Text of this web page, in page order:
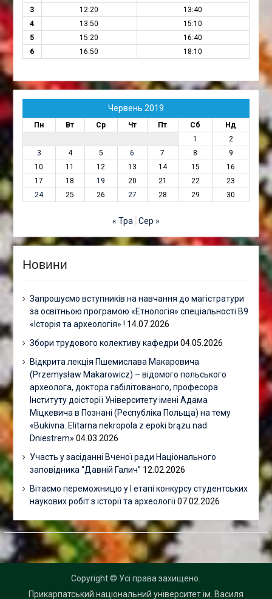
3
12:20
13:40
4
13:50
15:10
5
15:20
16:40
6
16:50 18:10
Червень 2019
Пн Вт Ср Чт Пт Сб
Нд
1
2
3
4 5 6 7 8
9
10
11 12 13 14 15
16
17
18 19 20 21 22
23
24
25 26 27 28 29 30
« Тра Сер »
Новини
Запрошуємо вступників на навчання до магістратури
за освітньою програмою «Етнологія» спеціальності В9
«Історія та археологія» ! 14.07.2026
Збори трудового колективу кафедри 04.05.2026
Відкрита лекція Пшемислава Макаровича
(Przemysław Makarowicz) – відомого польського
археолога, доктора габілітованого, професора
Інституту доісторії Університету імені Адама
Міцкевича в Познані (Республіка Польща) на тему
«Bukivna. Elitarna nekropola z epoki brązu nad
Dniestrem» 04.03.2026
Участь у засіданні Вченої ради Національного
заповідника “Давній Галич” 12.02.2026
Вітаємо переможницю у І етапі конкурсу студентських
наукових робіт з історії та археології 07.02.2026
Copyright © Усі права захищено.
Прикарпатський національний університет ім. Василя